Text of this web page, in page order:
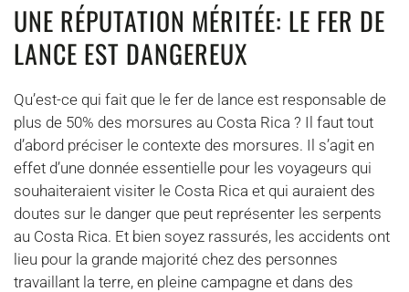
UNE RÉPUTATION MÉRITÉE: LE FER DE
LANCE EST DANGEREUX
Qu’est-ce qui fait que le fer de lance est responsable de
plus de 50% des morsures au Costa Rica ? Il faut tout
d’abord préciser le contexte des morsures. Il s’agit en
effet d’une donnée essentielle pour les voyageurs qui
souhaiteraient visiter le Costa Rica et qui auraient des
doutes sur le danger que peut représenter les serpents
au Costa Rica. Et bien soyez rassurés, les accidents ont
lieu pour la grande majorité chez des personnes
travaillant la terre, en pleine campagne et dans des